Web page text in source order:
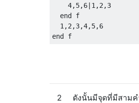
    4,5,6|1,2,3
  end f
  1,2,3,4,5,6
2
ดังนั้นมีจุดที่มีสาม